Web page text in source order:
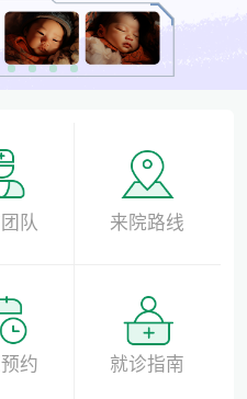
队 来院路线
约 就诊指南